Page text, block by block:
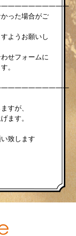
った場合がご
ようお願いし
せフォームに
。
すが、
ます。
致します